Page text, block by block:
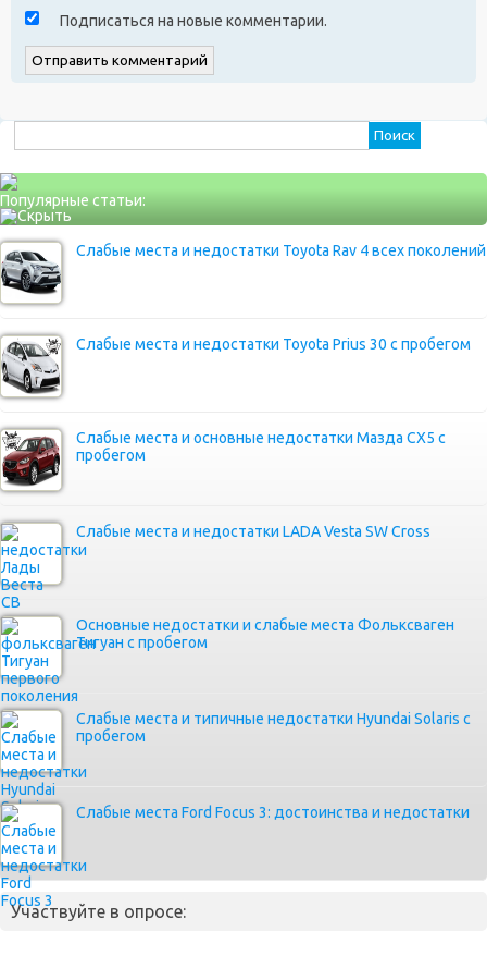
Подписаться на новые комментарии.
Популярные статьи:
Слабые места и недостатки Toyota Rav 4 всех поколений
Слабые места и недостатки Toyota Prius 30 с пробегом
Слабые места и основные недостатки Мазда СХ5 с
пробегом
Слабые места и недостатки LADA Vesta SW Cross
Основные недостатки и слабые места Фольксваген
Тигуан с пробегом
Слабые места и типичные недостатки Hyundai Solaris с
пробегом
Слабые места Ford Focus 3: достоинства и недостатки
Участвуйте в опросе: